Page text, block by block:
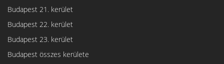
Budapest 21. kerület
Budapest 22. kerület
Budapest 23. kerület
Budapest összes kerülete